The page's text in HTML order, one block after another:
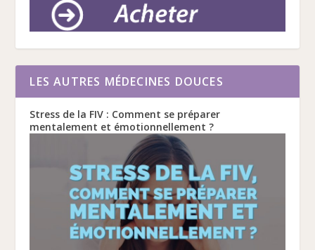
LES AUTRES MÉDECINES DOUCES
Stress de la FIV : Comment se préparer
mentalement et émotionnellement ?